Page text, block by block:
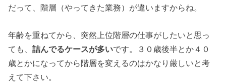
だって、階層（やってきた業務）が違いますからね。
年齢を重ねてから、突然上位階層の仕事がしたいと思っ
ても、詰んでるケースが多いです。３０歳後半とか４０
歳とかになってから階層を変えるのはかなり厳しいと考
えて下さい。